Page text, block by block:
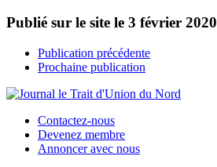
Publié sur le site le 3 février 2020
Publication précédente
Prochaine publication
Contactez-nous
Devenez membre
Annoncer avec nous